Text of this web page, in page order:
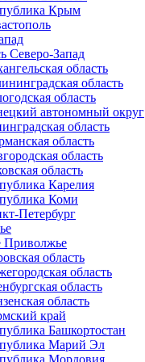
Крым
Северо-Запад
область
область
область
автономный округ
область
область
область
область
Карелия
Коми
Петербург
Приволжье
область
область
область
область
край
Башкортостан
Марий Эл
Мордовия